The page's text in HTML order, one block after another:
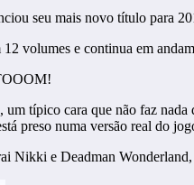
seu mais novo título para
12 volumes e continua em
típico cara que não faz
preso numa versão real do
Nikki e Deadman